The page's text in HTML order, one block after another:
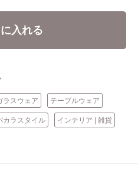
入れる
ラスウェア テーブルウェア
カラスタイル インテリア | 雑貨